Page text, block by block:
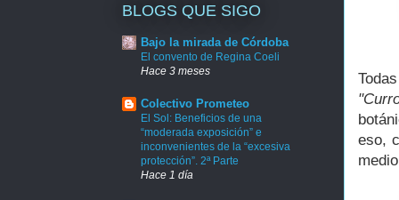
eso,
BLOGS QUE SIGO
Bajo la mirada de Córdoba
El convento de Regina Coeli
Hace 3 meses
Colectivo Prometeo
El Sol: Beneficios de una
“moderada exposición” e
inconvenientes de la “excesiva
protección”. 2ª Parte
Hace 1 día